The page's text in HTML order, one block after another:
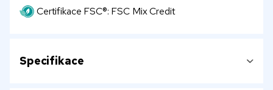
Certifikace FSC®: FSC Mix Credit
Specifikace